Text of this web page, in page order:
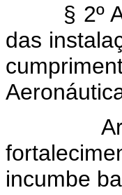
§ 2º A
das
Art 3º
incumbe